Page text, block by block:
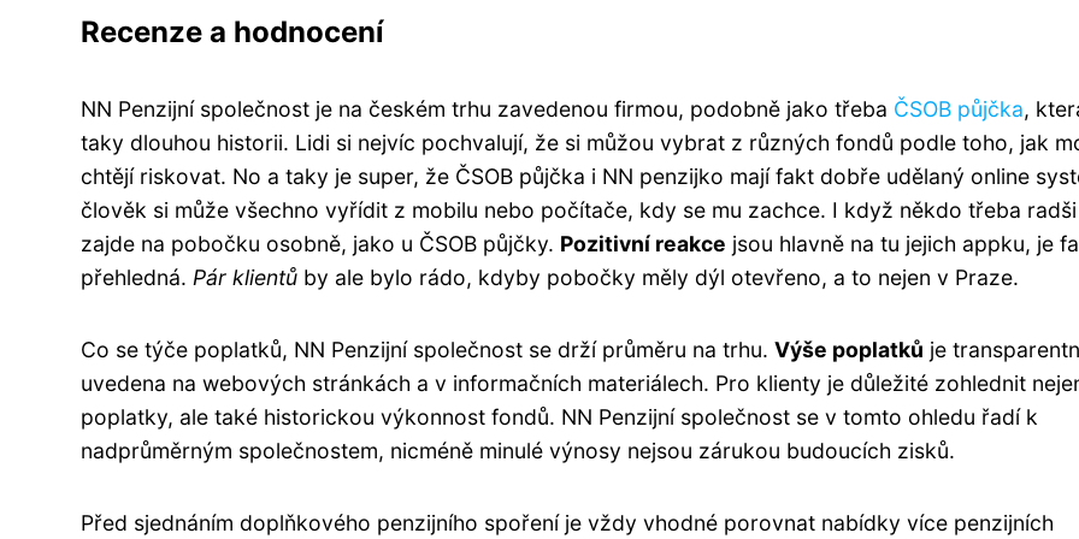
Recenze a hodnocení
NN Penzijní společnost je na českém trhu zavedenou firmou, podobně jako třeba ČSOB půjčka,
taky dlouhou historii. Lidi si nejvíc pochvalují, že si můžou vybrat z různých fondů podle toho, jak
chtějí riskovat. No a taky je super, že ČSOB půjčka i NN penzijko mají fakt dobře udělaný online
člověk si může všechno vyřídit z mobilu nebo počítače, kdy se mu zachce. I když někdo třeba radši
zajde na pobočku osobně, jako u ČSOB půjčky. Pozitivní reakce jsou hlavně na tu jejich appku, je
přehledná. Pár klientů by ale bylo rádo, kdyby pobočky měly dýl otevřeno, a to nejen v Praze.
Co se týče poplatků, NN Penzijní společnost se drží průměru na trhu. Výše poplatků je
uvedena na webových stránkách a v informačních materiálech. Pro klienty je důležité zohlednit
poplatky, ale také historickou výkonnost fondů. NN Penzijní společnost se v tomto ohledu řadí k
nadprůměrným společnostem, nicméně minulé výnosy nejsou zárukou budoucích zisků.
Před sjednáním doplňkového penzijního spoření je vždy vhodné porovnat nabídky více penzijních